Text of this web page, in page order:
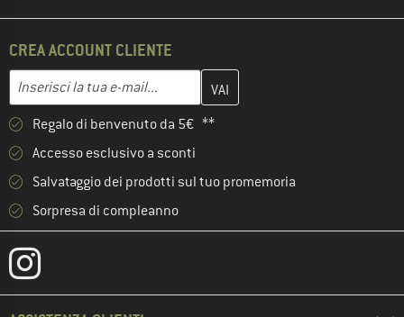
CREA ACCOUNT CLIENTE
Indirizzo e-mail
Inserisci qui il tuo indirizzo e-mail e crea il tuo account cliente
Regalo di benvenuto da 5€ **
Accesso esclusivo a sconti
Salvataggio dei prodotti sul tuo promemoria
Sorpresa di compleanno